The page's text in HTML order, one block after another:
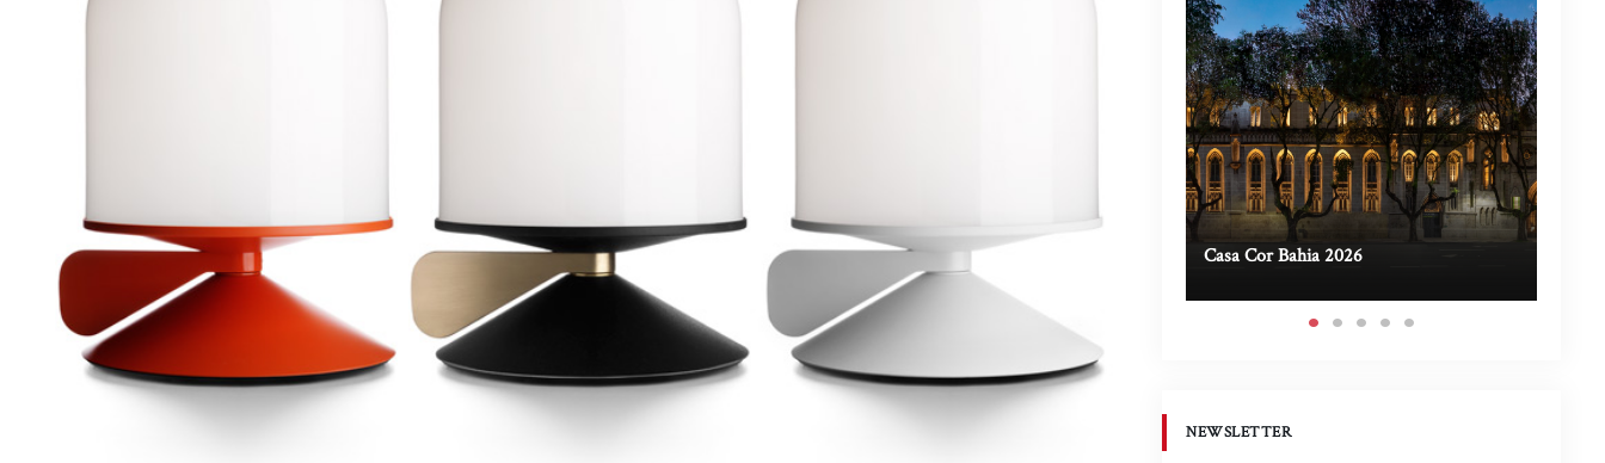
Casa Cor Bahia 2026
NEWSLETTER